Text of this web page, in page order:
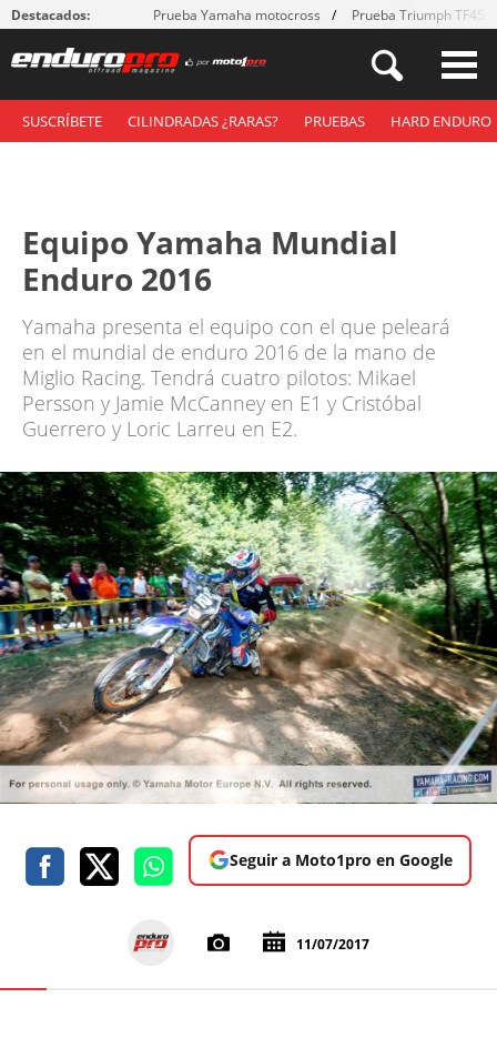
Destacados: Prueba Yamaha motocross Prueba Triumph
SUSCRÍBETE CILINDRADAS ¿RARAS? PRUEBAS HARD ENDURO
Equipo Yamaha Mundial
Enduro 2016
Yamaha presenta el equipo con el que peleará
en el mundial de enduro 2016 de la mano de
Miglio Racing. Tendrá cuatro pilotos: Mikael
Persson y Jamie McCanney en E1 y Cristóbal
Guerrero y Loric Larreu en E2.
Seguir a Moto1pro en Google
11/07/2017